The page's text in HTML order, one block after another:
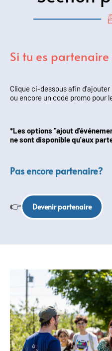
Si tu es
Clique ci-dessous afin
ou encore un code promo pour
*Les options "ajout
ne sont disponible qu'aux
Pas encore partenaire?
👉 Devenir partenaire